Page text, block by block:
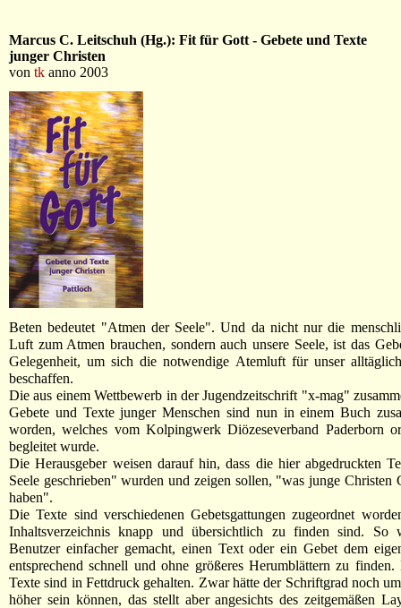
Marcus C. Leitschuh (Hg.): Fit für Gott - Gebete und Texte
junger Christen
von tk anno 2003
Beten bedeutet "Atmen der Seele". Und da nicht nur die
Luft zum Atmen brauchen, sondern auch unsere Seele, ist das
Gelegenheit, um sich die notwendige Atemluft für unser
beschaffen.
Die aus einem Wettbewerb in der Jugendzeitschrift "x-mag"
Gebete und Texte junger Menschen sind nun in einem Buch
worden, welches vom Kolpingwerk Diözeseverband Paderborn
begleitet wurde.
Die Herausgeber weisen darauf hin, dass die hier abgedruckten
Seele geschrieben" wurden und zeigen sollen, "was junge Christen
haben".
Die Texte sind verschiedenen Gebetsgattungen zugeordnet
Inhaltsverzeichnis knapp und übersichtlich zu finden sind. So
Benutzer einfacher gemacht, einen Text oder ein Gebet dem
entsprechend schnell und ohne größeres Herumblättern zu
Texte sind in Fettdruck gehalten. Zwar hätte der Schriftgrad noch
höher sein können, das stellt aber angesichts des zeitgemäßen